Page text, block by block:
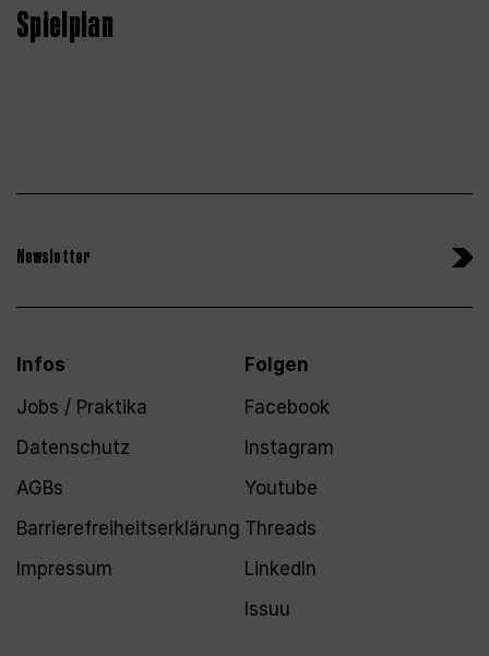
Spielplan
Newsletter
Infos
Jobs / Praktika
Datenschutz
AGBs
Barrierefreiheitserklärung
Impressum
Folgen
Facebook
Instagram
Youtube
Threads
LinkedIn
Issuu